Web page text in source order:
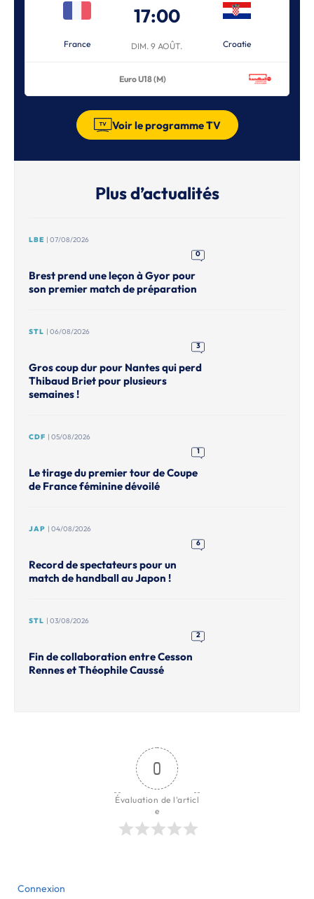
France
17:00
DIM. 9 AOÛT. Croatie
Euro U18 (M)
Voir le programme TV
Plus d’actualités
LBE | 07/08/2026
0
Brest prend une leçon à Gyor pour
son premier match de préparation
STL | 06/08/2026
3
Gros coup dur pour Nantes qui perd
Thibaud Briet pour plusieurs
semaines !
CDF | 05/08/2026
1
Le tirage du premier tour de Coupe
de France féminine dévoilé
JAP | 04/08/2026
6
Record de spectateurs pour un
match de handball au Japon !
STL | 03/08/2026
2
Fin de collaboration entre Cesson
Rennes et Théophile Caussé
0
Évaluation de l'articl
e
Connexion